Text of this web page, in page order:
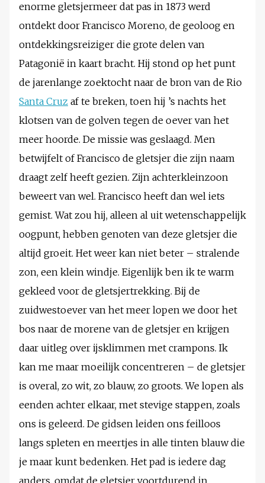
enorme gletsjermeer dat pas in 1873 werd
ontdekt door Francisco Moreno, de geoloog en
ontdekkingsreiziger die grote delen van
Patagonië in kaart bracht. Hij stond op het punt
de jarenlange zoektocht naar de bron van de Rio
Santa Cruz af te breken, toen hij ’s nachts het
klotsen van de golven tegen de oever van het
meer hoorde. De missie was geslaagd. Men
betwijfelt of Francisco de gletsjer die zijn naam
draagt zelf heeft gezien. Zijn achterkleinzoon
beweert van wel. Francisco heeft dan wel iets
gemist. Wat zou hij, alleen al uit wetenschappelijk
oogpunt, hebben genoten van deze gletsjer die
altijd groeit. Het weer kan niet beter – stralende
zon, een klein windje. Eigenlijk ben ik te warm
gekleed voor de gletsjertrekking. Bij de
zuidwestoever van het meer lopen we door het
bos naar de morene van de gletsjer en krijgen
daar uitleg over ijsklimmen met crampons. Ik
kan me maar moeilijk concentreren – de gletsjer
is overal, zo wit, zo blauw, zo groots. We lopen als
eenden achter elkaar, met stevige stappen, zoals
ons is geleerd. De gidsen leiden ons feilloos
langs spleten en meertjes in alle tinten blauw die
je maar kunt bedenken. Het pad is iedere dag